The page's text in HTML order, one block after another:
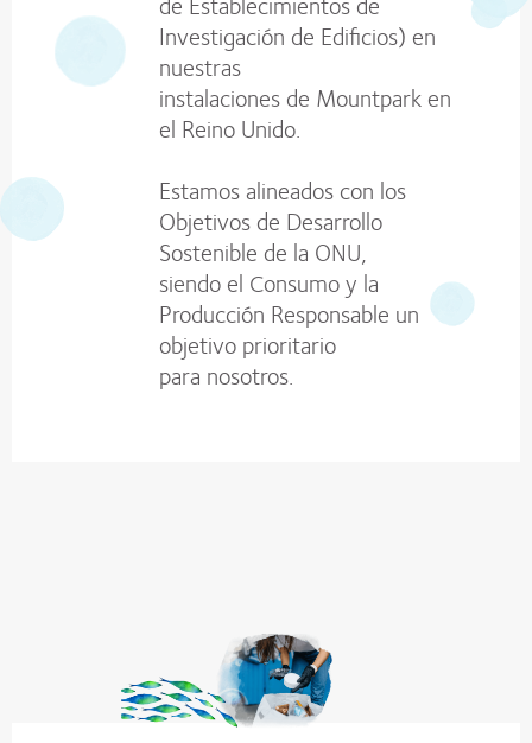
Investigación de Edificios) en
nuestras
instalaciones de Mountpark en
el Reino Unido.
Estamos alineados con los
Objetivos de Desarrollo
Sostenible de la ONU,
siendo el Consumo y la
Producción Responsable un
objetivo prioritario
para nosotros.